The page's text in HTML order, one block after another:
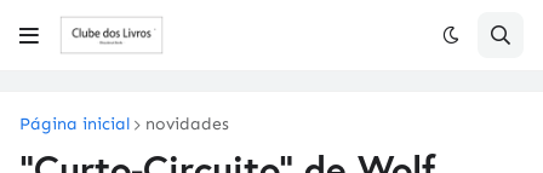
Página inicial novidades